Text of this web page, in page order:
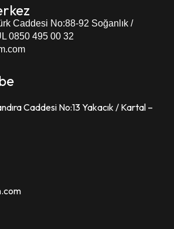
Caddesi No:88-92 Soğanlık /
0850 495 00 32
Caddesi No:13 Yakacık / Kartal –